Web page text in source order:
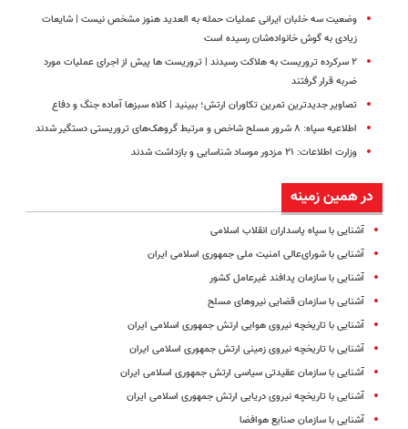
وضعیت سه خلبان ایرانی عملیات حمله به العدید هنوز مشخص نیست | شایعات
زیادی به گوش خانواده‌شان رسیده است
۲ سرکرده تروریست به هلاکت رسیدند | تروریست ها پیش از اجرای عملیات مورد
ضربه قرار گرفتند
تصاویر جدیدترین تمرین تکاوران ارتش؛ ببینید | کلاه سبزها آماده جنگ و دفاع
اطلاعیه سپاه: ۸ شرور مسلح شاخص و مرتبط گروهک‌های تروریستی دستگیر شدند
وزارت اطلاعات: ۲۱ مزدور موساد شناسایی و بازداشت شدند
در همین زمینه
آشنایی با سپاه پاسداران انقلاب اسلامی
آشنایی با شورای‌عالی امنیت ملی جمهوری اسلامی ایران
آشنایی با سازمان پدافند غیرعامل کشور
آشنایی با سازمان قضایی نیروهای مسلح
آشنایی با تاریخچه نیروی هوایی ارتش جمهوری اسلامی ایران
آشنایی با تاریخچه نیروی زمینی ارتش جمهوری اسلامی ایران
آشنایی با سازمان عقیدتی سیاسی ارتش جمهوری اسلامی ایران
آشنایی با تاریخچه نیروی دریایی ارتش جمهوری اسلامی ایران
آشنایی با سازمان صنایع هوافضا